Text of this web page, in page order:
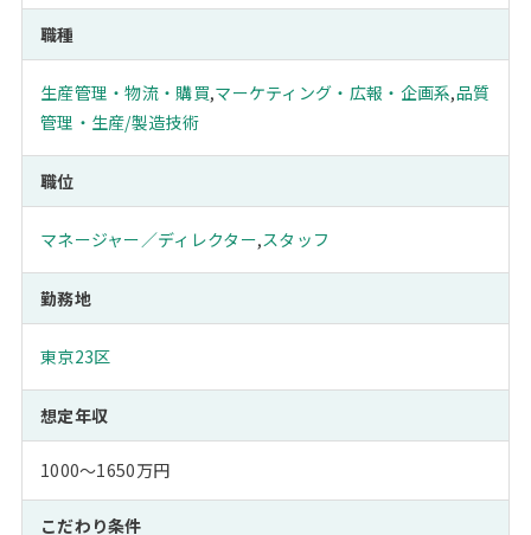
職種
生産管理・物流・購買,マーケティング・広報・企画系,品質
管理・生産/製造技術
職位
マネージャー／ディレクター,スタッフ
勤務地
東京23区
想定年収
1000～1650万円
こだわり条件